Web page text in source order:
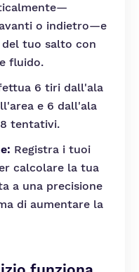
o indietro—e
tuo salto con
fluido.
6 tiri dall'ala
e 6 dall'ala
tentativi.
Registra i tuoi
calcolare la tua
a una precisione
di aumentare la